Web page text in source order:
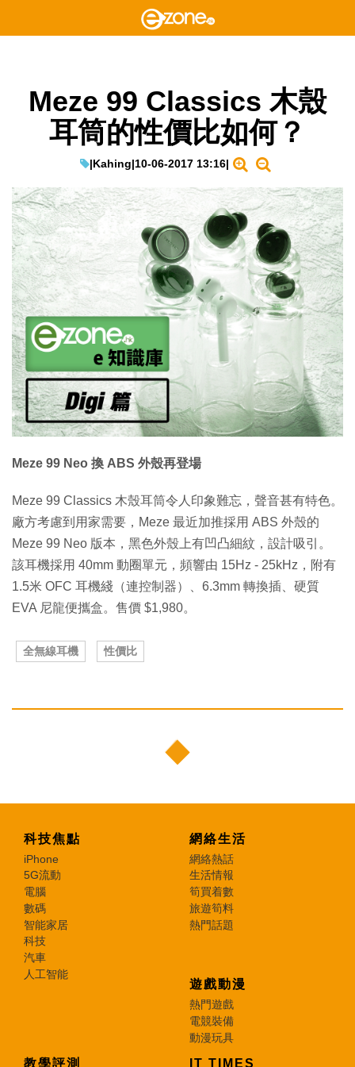
Meze 99 Classics 木殼
耳筒的性價比如何？
|Kahing|10-06-2017 13:16|
Meze 99 Neo 換 ABS 外殼再登場
Meze 99 Classics 木殼耳筒令人印象難忘，聲音甚有特色。
廠方考慮到用家需要，Meze 最近加推採用 ABS 外殼的
Meze 99 Neo 版本，黑色外殼上有凹凸細紋，設計吸引。
該耳機採用 40mm 動圈單元，頻響由 15Hz - 25kHz，附有
1.5米 OFC 耳機綫（連控制器）、6.3mm 轉換插、硬質
EVA 尼龍便攜盒。售價 $1,980。
全無線耳機 性價比
科技焦點
iPhone
5G流動
電腦
數碼
智能家居
科技
汽車
人工智能
網絡生活
網絡熱話
生活情報
筍買着數
旅遊筍料
熱門話題
遊戲動漫
熱門遊戲
電競裝備
動漫玩具
教學評測 IT TIMES